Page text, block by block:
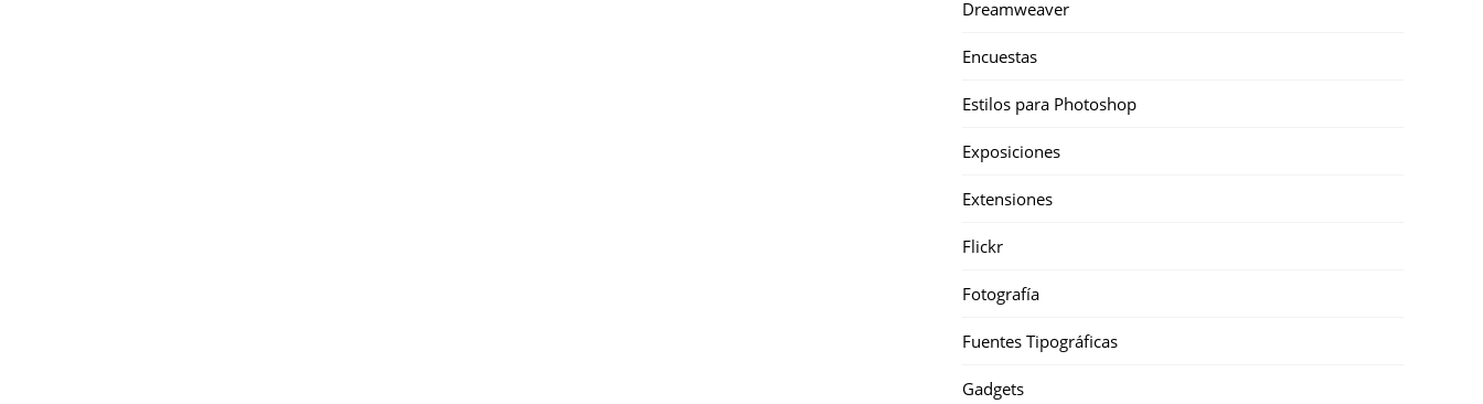
Dreamweaver
Encuestas
Estilos para Photoshop
Exposiciones
Extensiones
Flickr
Fotografía
Fuentes Tipográficas
Gadgets